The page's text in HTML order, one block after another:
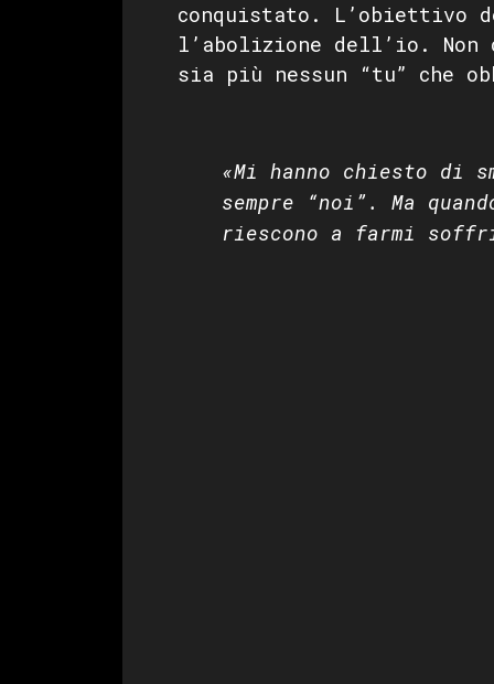
conquistato. L’obiettivo
l’abolizione dell’io. Non
sia più nessun “tu” che
«Mi hanno chiesto di
sempre “noi”. Ma
riescono a farmi